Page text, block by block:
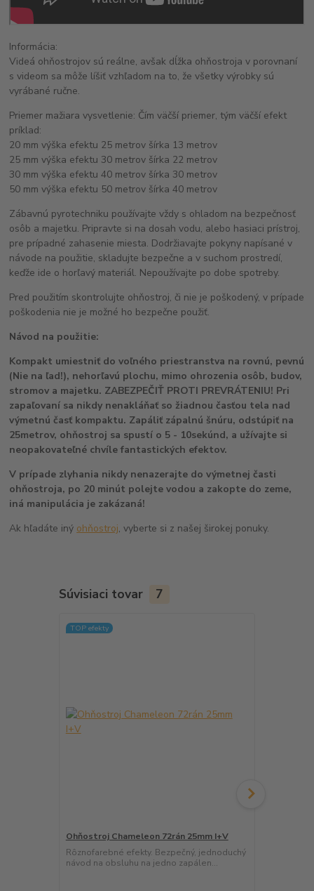
Informácia:
Videá ohňostrojov sú reálne, avšak dĺžka ohňostroja v porovnaní
s videom sa môže líšiť vzhľadom na to, že všetky výrobky sú
vyrábané ručne.
Priemer mažiara vysvetlenie: Čím väčší priemer, tým väčší efekt
príklad:
20 mm výška efektu 25 metrov šírka 13 metrov
25 mm výška efektu 30 metrov šírka 22 metrov
30 mm výška efektu 40 metrov šírka 30 metrov
50 mm výška efektu 50 metrov šírka 40 metrov
Zábavnú pyrotechniku používajte vždy s ohladom na bezpečnosť
osôb a majetku. Pripravte si na dosah vodu, alebo hasiaci prístroj,
pre prípadné zahasenie miesta. Dodržiavajte pokyny napísané v
návode na použitie, skladujte bezpečne a v suchom prostredí,
keďže ide o horľavý materiál. Nepoužívajte po dobe spotreby.
Pred použitím skontrolujte ohňostroj, či nie je poškodený, v prípade
poškodenia nie je možné ho bezpečne použiť.
Návod na použitie:
Kompakt umiestniť do voľného priestranstva na rovnú, pevnú
(Nie na ľad!), nehorľavú plochu, mimo ohrozenia osôb, budov,
stromov a majetku. ZABEZPEČIŤ PROTI PREVRÁTENIU! Pri
zapaľovaní sa nikdy nenakláňať so žiadnou časťou tela nad
výmetnú časť kompaktu. Zapáliť zápalnú šnúru, odstúpiť na
25metrov, ohňostroj sa spustí o 5 - 10sekúnd, a užívajte si
neopakovateľné chvíle fantastických efektov.
V prípade zlyhania nikdy nenazerajte do výmetnej časti
ohňostroja, po 20 minút polejte vodou a zakopte do zeme,
iná manipulácia je zakázaná!
Ak hľadáte iný ohňostroj, vyberte si z našej širokej ponuky.
Súvisiaci tovar 7
TOP efekty
Ohňostroj Chameleon 72rán 25mm I+V
Rôznofarebné efekty. Bezpečný, jednoduchý
návod na obsluhu na jedno zapálen...